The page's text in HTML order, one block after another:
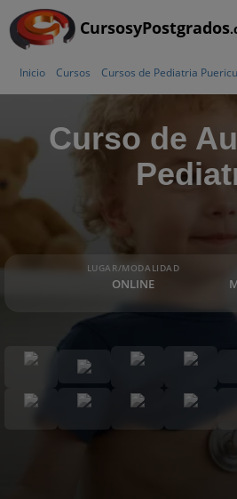
CursosyPostgrados
Inicio Cursos Cursos de Pediatria
Curso de
LUGAR/MODALIDAD
ONLINE